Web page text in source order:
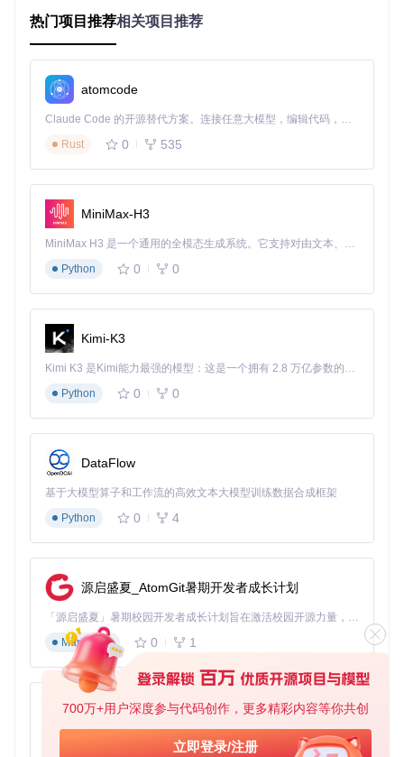
700万+用户深度参与代码创作，更多精彩内容等你共创
立即登录/注册
场景四：游戏版本升级导致的存档兼容问题
件结构，自动调整格式以适应新版本游戏。它会先创建安全备
份，然后执行转换操作，确保你的存档在版本更新后依然可
用。
但在很多情况下能挽救珍贵的游戏进度。
存档迁移前的三项关键准备工作
艾尔登法环的存档文件默认存储在系统的隐藏目录中，具体路
径为：C:\Users\[你的用户名]\AppData\Roaming\Elden
Ring。要访问这个文件夹，你需要：
在地址栏输入%appdata%\EldenRing
问AppData文件夹的快捷方式）
找到名为ER0000.sl2的文件，这就是你的主要存档文件
小贴士：可以将这个文件夹添加到文件资源管理器的"快速
访问"，方便日后管理存档。
迁移前的系统环境检查清单
在开始迁移前，请确保：
已关闭艾尔登法环游戏及所有相关启动器（Steam/Epic Ga
mes等）
迁移工具已更新到最新版本（访问项目仓库获取更新： git
clone https://gitcode.com/gh_mirrors/el/Elden
RingSaveCopier
准备足够的存储空间（单个存档文件通常小于10MB，但建
议预留至少100MB空间用于备份）
多角色存档的识别与记录方法
如果你有多个角色存档，建议在迁移前先记录每个角色的关键
热门项目推荐相关项目推荐
atomcode
Claude Code 的开源替代方案。连接任意大模型，编辑代码，运行命令，自动验证 — 全自动执行。用 Rust 构建，极致性能。 ｜ An open-source alternative to Claude Code. Connect any LLM, edit code, run commands, and verify changes — autonomously. Built in Rust for speed. Get Started
Rust
0 535
MiniMax-H3
MiniMax H3 是一个通用的全模态生成系统。它支持对由文本、图像、视频和音频组成的多模态上下文进行统一理解，并能生成分辨率高达 2K、时长可达 15 秒的带原生立体声音频的视频。得益于面向任务泛化的系统设计，H3 在预训练阶段就已具备广泛的多模态上下文理解与生成能力，能够出色地执行复杂的多模态指令。
Python
0 0
Kimi-K3
Kimi K3 是Kimi能力最强的模型：这是一个拥有 2.8 万亿参数的混合专家（MoE）模型，具备原生视觉理解能力，并支持 100 万 token 的上下文窗口。
Python
0 0
DataFlow
基于大模型算子和工作流的高效文本大模型训练数据合成框架
Python
0 4
源启盛夏_AtomGit暑期开发者成长计划
「源启盛夏」暑期校园开发者成长计划旨在激活校园开源力量，通过积分激励、认证扶持、资源倾斜等形式，引导高校组织和开发者完成「入驻 — 建项目 — 做贡献 — 获认证 — 得资源」的完整闭环。无论你是想带领社团入驻平台的组织者，还是希望用代码贡献证明自己的开发者，都能在这里找到属于你的成长路径。
Markdown
0 1
py-xiaozhi
基于Python的Xiaozhi AI，适用于想要完整Xiaozhi体验而无需拥有专用硬件的用户。